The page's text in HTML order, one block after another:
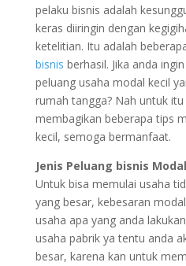
pelaku bisnis adalah
keras diiringin dengan
ketelitian. Itu adalah
bisnis berhasil. Jika anda
peluang usaha modal kecil
rumah tangga? Nah untuk itu
membagikan beberapa tips
kecil, semoga bermanfaat.
Jenis Peluang bisnis
Untuk bisa memulai usaha
yang besar, kebesaran
usaha apa yang anda
usaha pabrik ya tentu anda
besar, karena kan untuk